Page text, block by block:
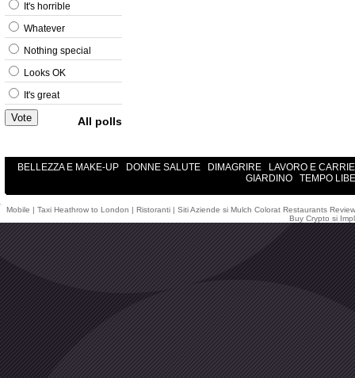
It's horrible
Whatever
Nothing special
Looks OK
It's great
All polls
BELLEZZA E MAKE-UP DONNE SALUTE DIMAGRIRE
LAVORO E
GIARDINO
TEMPO
Mobile | Taxi Heathrow to London | Ristoranti | Siti Aziende si Mulch Colorat Restaurants
Buy Crypto si